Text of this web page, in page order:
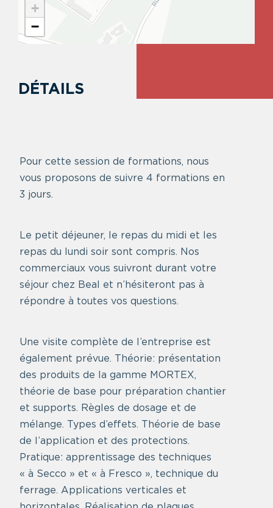
+
−
DÉTAILS
Pour cette session de formations, nous
vous proposons de suivre 4 formations en
3 jours.
Le petit déjeuner, le repas du midi et les
repas du lundi soir sont compris. Nos
commerciaux vous suivront durant votre
séjour chez Beal et n’hésiteront pas à
répondre à toutes vos questions.
Une visite complète de l’entreprise est
également prévue. Théorie: présentation
des produits de la gamme MORTEX,
théorie de base pour préparation chantier
et supports. Règles de dosage et de
mélange. Types d’effets. Théorie de base
de l’application et des protections.
Pratique: apprentissage des techniques
« à Secco » et « à Fresco », technique du
ferrage. Applications verticales et